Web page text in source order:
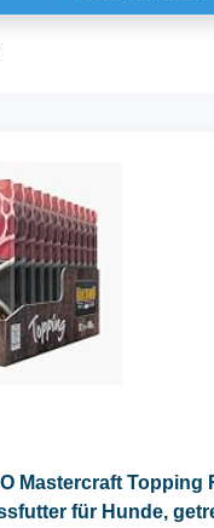
Mastercraft Topping
für Hunde,